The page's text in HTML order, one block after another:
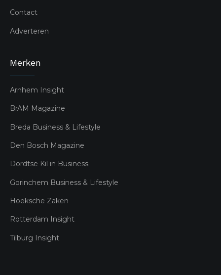
Contact
Adverteren
Merken
Arnhem Insight
BrAM Magazine
Breda Business & Lifestyle
Den Bosch Magazine
Dordtse Kil in Business
Gorinchem Business & Lifestyle
Hoeksche Zaken
Rotterdam Insight
Tilburg Insight